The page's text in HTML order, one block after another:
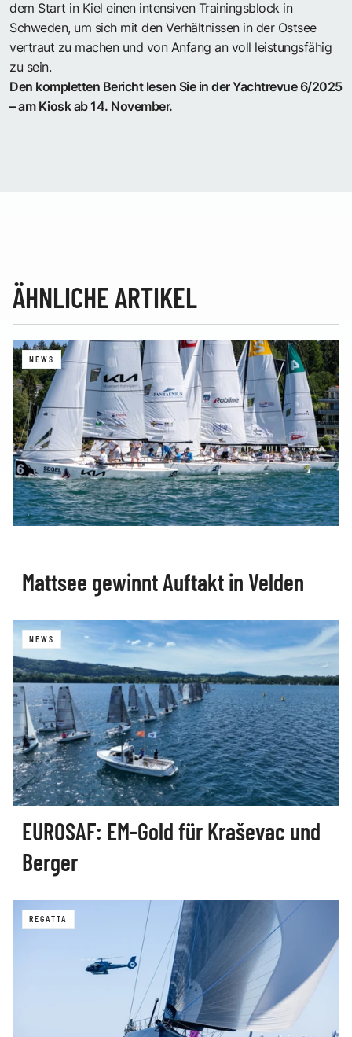
dem Start in Kiel einen intensiven Trainingsblock in
Schweden, um sich mit den Verhältnissen in der Ostsee
vertraut zu machen und von Anfang an voll leistungsfähig
zu sein.
Den kompletten Bericht lesen Sie in der Yachtrevue 6/2025
– am Kiosk ab 14. November.
ÄHNLICHE ARTIKEL
NEWS
Mattsee gewinnt Auftakt in Velden
NEWS
EUROSAF: EM-Gold für Kraševac und
Berger
REGATTA